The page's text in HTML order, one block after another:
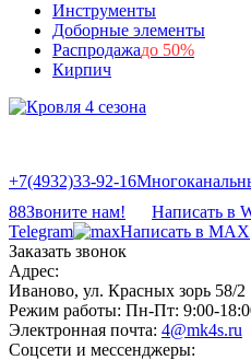
Инструменты
Доборные элементы
Распродажадо 50%
Кирпич
+7(4932)33-92-16
88Звоните нам! Написать в
Telegram
Написать в MAX
Заказать звонок
Адрес:
Иваново, ул. Красных зорь 58/2
Режим работы: Пн-Пт: 9:00-
Электронная почта: 4@mk4s.ru
Соцсети и мессенджеры: